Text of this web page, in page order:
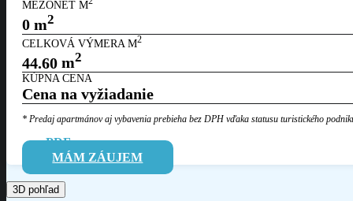
MEZONET M
0 m2
CELKOVÁ VÝMERA M2
44.60 m2
KÚPNA CENA
Cena na vyžiadanie
* Predaj apartmánov aj vybavenia prebieha bez DPH vďaka statusu turistického
PDF
MÁM ZÁUJEM
3D pohľad